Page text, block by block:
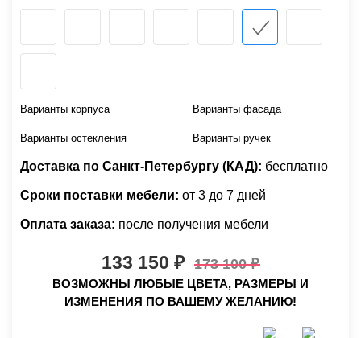
Варианты корпуса Варианты фасада
Варианты остекления Варианты ручек
Доставка по Санкт-Петербургу (КАД): бесплатно
Сроки поставки мебели: от 3 до 7 дней
Оплата заказа: после получения мебели
133 150 173 100
ВОЗМОЖНЫ ЛЮБЫЕ ЦВЕТА, РАЗМЕРЫ И
ИЗМЕНЕНИЯ ПО ВАШЕМУ ЖЕЛАНИЮ!